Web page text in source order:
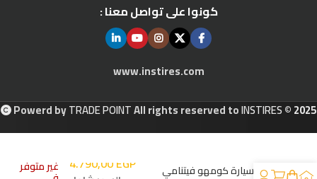
كونوا على تواصل معنا :
www.instires.com
Powerd byTRADE POINTAll rights reserved toINSTIRES© 2025
إطار سيارة كومهو فيتنامي 4.790,00EGP غير متوفر